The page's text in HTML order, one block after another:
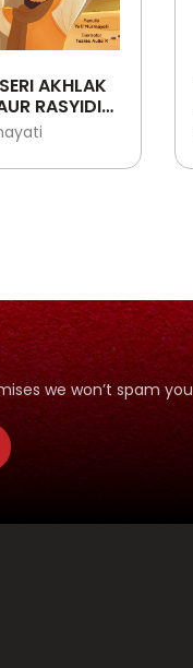
AKHLAK
RASYIDIN:
THALIB -
YANG
we won’t spam you